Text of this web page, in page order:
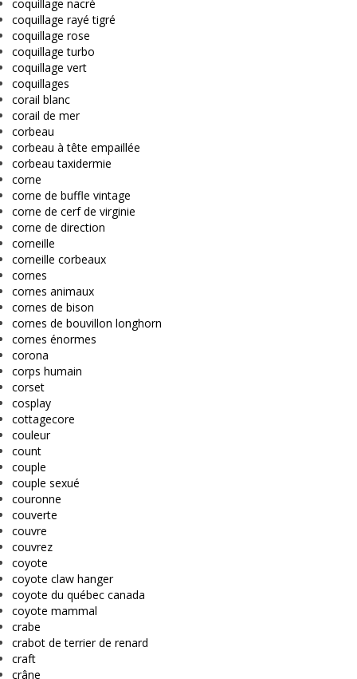
coquillage nacré
coquillage rayé tigré
coquillage rose
coquillage turbo
coquillage vert
coquillages
corail blanc
corail de mer
corbeau
corbeau à tête empaillée
corbeau taxidermie
corne
corne de buffle vintage
corne de cerf de virginie
corne de direction
corneille
corneille corbeaux
cornes
cornes animaux
cornes de bison
cornes de bouvillon longhorn
cornes énormes
corona
corps humain
corset
cosplay
cottagecore
couleur
count
couple
couple sexué
couronne
couverte
couvre
couvrez
coyote
coyote claw hanger
coyote du québec canada
coyote mammal
crabe
crabot de terrier de renard
craft
crâne